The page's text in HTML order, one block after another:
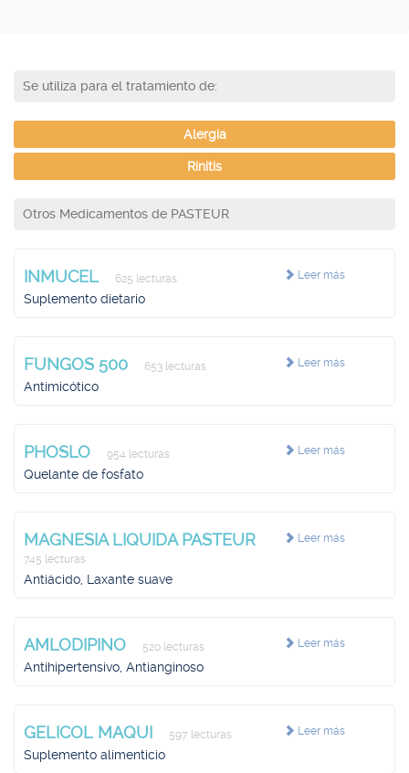
Se utiliza para el tratamiento de:
Alergia
Rinitis
Otros Medicamentos de PASTEUR
Leer más
INMUCEL 625 lecturas
Suplemento dietario
Leer más
FUNGOS 500 653 lecturas
Antimicótico
Leer más
PHOSLO 954 lecturas
Quelante de fosfato
Leer más
MAGNESIA LIQUIDA PASTEUR
745 lecturas
Antiácido, Laxante suave
Leer más
AMLODIPINO 520 lecturas
Antihipertensivo, Antianginoso
Leer más
GELICOL MAQUI 597 lecturas
Suplemento alimenticio